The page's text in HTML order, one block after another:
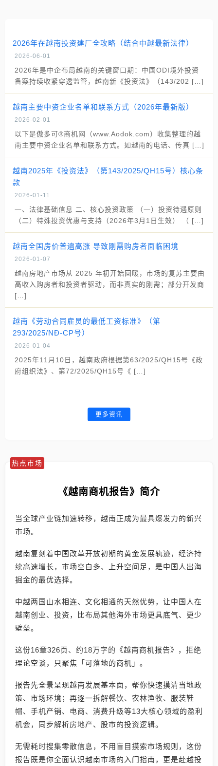
2026年在越南投资建厂全攻略（结合中越最新法律）
2026-06-01
2026年是中企布局越南的关键窗口期：中国ODI境外投资
备案持续收紧穿透监管，越南新《投资法》（143/202 […]
越南主要中资企业名单和联系方式（2026年最新版）
2026-02-01
以下是傲多可®商机网（www.Aodok.com）收集整理的越
南主要中资企业名单和联系方式。如越南的电话、传真 […]
越南2025年《投资法》（第143/2025/QH15号）核心条
款
2026-01-11
一、法律基础信息 二、核心投资政策 （一）投资待遇原则
（二）特殊投资优惠与支持（2026年3月1日生效） （ […]
越南全国房价普遍高涨 导致刚需购房者面临困境
2026-01-07
越南房地产市场从 2025 年初开始回暖，市场的复苏主要由
高收入购房者和投资者驱动，而非真实的刚需；部分开发商
[…]
越南《劳动合同雇员的最低工资标准》（第
293/2025/NĐ-CP号）
2026-01-04
2025年11月10日，越南政府根据第63/2025/QH15号《政
府组织法》、第72/2025/QH15号《 […]
更多资讯
热点市场
《越南商机报告》简介
当全球产业链加速转移，越南正成为最具爆发力的新兴
市场。
越南复刻着中国改革开放初期的黄金发展轨迹，经济持
续高速增长，市场空白多、上升空间足，是中国人出海
掘金的最优选择。
中越两国山水相连、文化相通的天然优势，让中国人在
越南创业、投资，比布局其他海外市场更具底气、更少
壁垒。
这份16章326页、约18万字的《越南商机报告》，拒绝
理论空谈，只聚焦「可落地的商机」。
报告先全景呈现越南发展基本面，帮你快速摸清当地政
策、市场环境；再逐一拆解餐饮、农林渔牧、服装鞋
帽、手机产销、电商、消费升级等13大核心领域的盈利
机会，同步解析房地产、股市的投资逻辑。
无需耗时搜集零散信息，不用盲目摸索市场规则，这份
报告既是你全面认识越南市场的入门指南，更是赴越投